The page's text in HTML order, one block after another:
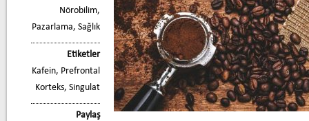
Nörobilim,
Pazarlama, Sağlık
Etiketler
Kafein, Prefrontal
Korteks, Singulat
Paylaş